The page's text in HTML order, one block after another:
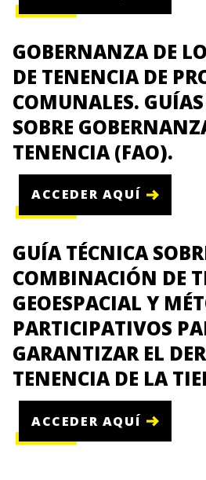
GOBERNANZA DE
DE TENENCIA DE
COMUNALES.
SOBRE
TENENCIA (FAO).
ACCEDER AQUÍ
GUÍA TÉCNICA
COMBINACIÓN DE
GEOESPACIAL Y
PARTICIPATIVOS
GARANTIZAR EL
TENENCIA DE LA
ACCEDER AQUÍ